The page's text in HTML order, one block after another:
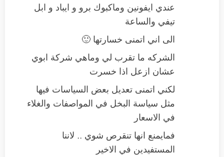
عندي ايفونين وماكبوك برو و ايباد و ابل
تيفي والساعة
الى اني اتمنى خسارتها 🙂
الشركه ما تقرب لي وماهي شركة ابوي
عشان ازعل اذا خسرت
لكني اتمنى تعديل بعض السياسات فيها
مثل سياسة البخل في المواصفات والغلاء
في الاسعار
فمايمنع انها تنقرص شوي .. لاننا
المستفيدين في الاخير